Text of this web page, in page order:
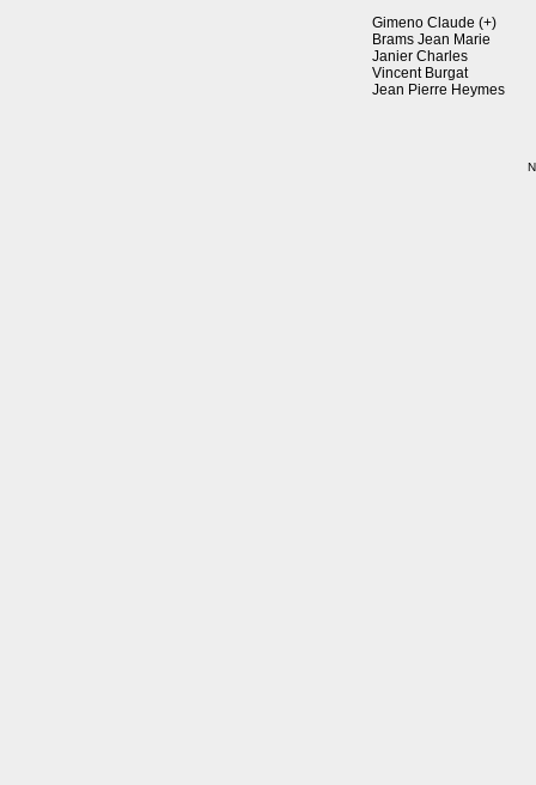
Gimeno Claude (+)
Brams Jean Marie
Janier Charles
Vincent Burgat
Jean Pierre Heymes